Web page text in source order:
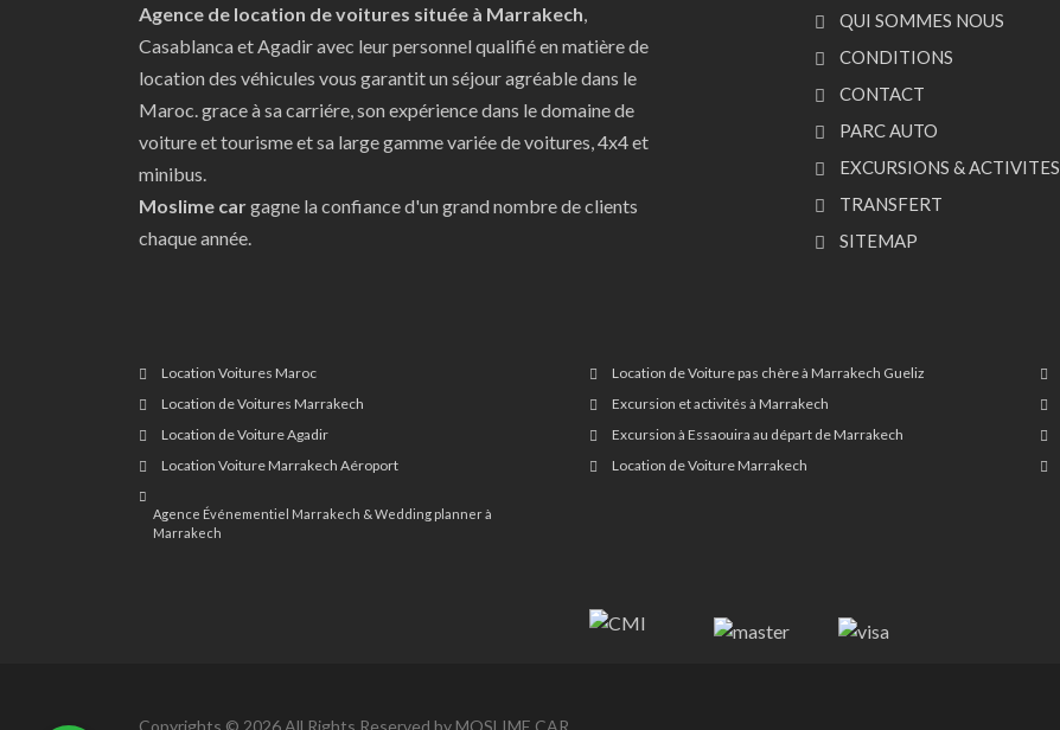
Agence de location de voitures située à Marrakech,
Casablanca et Agadir avec leur personnel qualifié en matière de
location des véhicules vous garantit un séjour agréable dans le
Maroc. grace à sa carriére, son expérience dans le domaine de
voiture et tourisme et sa large gamme variée de voitures, 4x4 et
minibus.
Moslime cargagne la confiance d'un grand nombre de clients
chaque année.
QUI SOMMES NOUS
CONDITIONS
CONTACT
PARC AUTO
EXCURSIONS & ACTIVITES
TRANSFERT
SITEMAP
Location Voitures Maroc
Location de Voitures Marrakech
Location de Voiture Agadir
Location Voiture Marrakech Aéroport
Agence Événementiel Marrakech & Wedding planner à
Marrakech
Location de Voiture pas chère à Marrakech Gueliz
Excursion et activités à Marrakech
Excursion à Essaouira au départ de Marrakech
Location de Voiture Marrakech
Copyrights © 2026 All Rights Reserved by MOSLIME CAR .